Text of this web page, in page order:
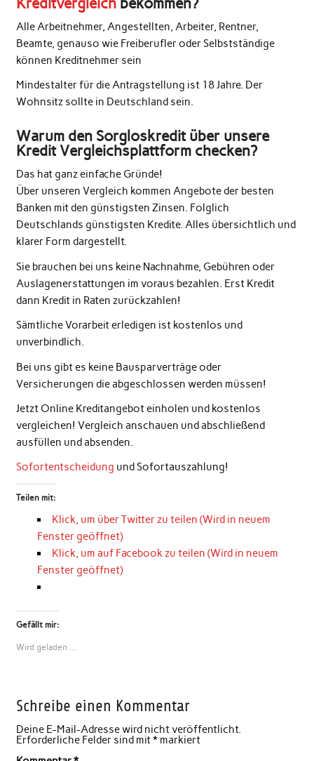
Alle Arbeitnehmer, Angestellten, Arbeiter, Rentner,
Beamte, genauso wie Freiberufler oder Selbstständige
können Kreditnehmer sein
Mindestalter für die Antragstellung ist 18 Jahre. Der
Wohnsitz sollte in Deutschland sein.
Warum den Sorgloskredit über unsere
Kredit Vergleichsplattform checken?
Das hat ganz einfache Gründe!
Über unseren Vergleich kommen Angebote der besten
Banken mit den günstigsten Zinsen. Folglich
Deutschlands günstigsten Kredite. Alles übersichtlich und
klarer Form dargestellt.
Sie brauchen bei uns keine Nachnahme, Gebühren oder
Auslagenerstattungen im voraus bezahlen. Erst Kredit
dann Kredit in Raten zurückzahlen!
Sämtliche Vorarbeit erledigen ist kostenlos und
unverbindlich.
Bei uns gibt es keine Bausparverträge oder
Versicherungen die abgeschlossen werden müssen!
Jetzt Online Kreditangebot einholen und kostenlos
vergleichen! Vergleich anschauen und abschließend
ausfüllen und absenden.
Sofortentscheidung und Sofortauszahlung!
Teilen mit:
Klick, um über Twitter zu teilen (Wird in neuem
Fenster geöffnet)
Klick, um auf Facebook zu teilen (Wird in neuem
Fenster geöffnet)
Gefällt mir:
Wird geladen …
Schreibe einen Kommentar
Deine E-Mail-Adresse wird nicht veröffentlicht.
Erforderliche Felder sind mit*markiert